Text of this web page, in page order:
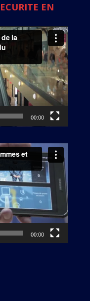
EN
00:00
00:00